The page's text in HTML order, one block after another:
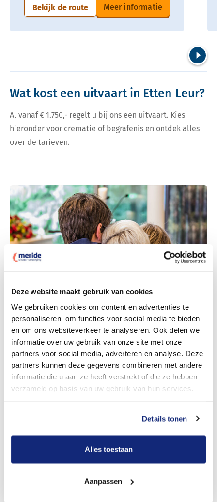
Deze website maakt gebruik van cookies
We gebruiken cookies om content en advertenties te
personaliseren, om functies voor social media te bieden
en om ons websiteverkeer te analyseren. Ook delen we
informatie over uw gebruik van onze site met onze
partners voor social media, adverteren en analyse. Deze
partners kunnen deze gegevens combineren met andere
informatie die u aan ze heeft verstrekt of die ze hebben
verzameld op basis van uw gebruik van hun services.
Details tonen
Alles toestaan
Aanpassen
Bekijk de route Meer informatie
Wat kost een uitvaart in Etten‑Leur?
Al vanaf € 1.750,- regelt u bij ons een uitvaart. Kies
hieronder voor crematie of begrafenis en ontdek alles
over de tarieven.
Dit kost een crematie
Bekijk tarieven voor crematie
Dit kost een begrafenis
Bekijk tarieven voor begrafenis